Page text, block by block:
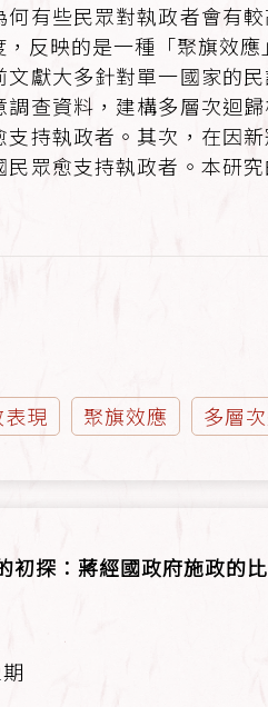
有些民眾對執政者會有
反映的是一種「聚旗效
獻大多針對單一國家的
查資料，建構多層次迴
持執政者。其次，在因
眾愈支持執政者。本研
現 聚旗效應 多層
初探：蔣經國政府施政的